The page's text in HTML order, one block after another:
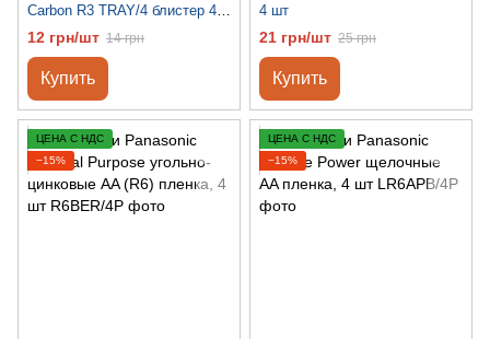
Carbon R3 TRAY/4 блистер 4
шт
12 грн/шт 14 грн
Купить
4 шт
21 грн/шт 25 грн
Купить
ЦЕНА С НДС
−15%
ЦЕНА С НДС
−15%